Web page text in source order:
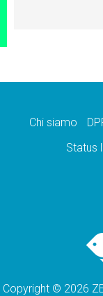
Chi siamo
Status
Copyright © 2026